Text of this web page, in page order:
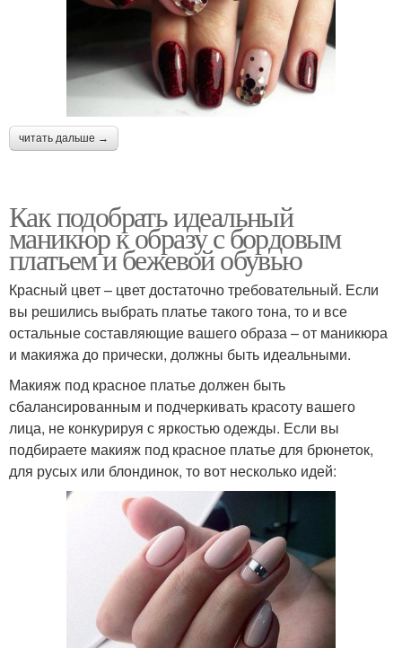
читать дальше →
Как подобрать идеальный
маникюр к образу с бордовым
платьем и бежевой обувью
Красный цвет – цвет достаточно требовательный. Если
вы решились выбрать платье такого тона, то и все
остальные составляющие вашего образа – от маникюра
и макияжа до прически, должны быть идеальными.
Макияж под красное платье должен быть
сбалансированным и подчеркивать красоту вашего
лица, не конкурируя с яркостью одежды. Если вы
подбираете макияж под красное платье для брюнеток,
для русых или блондинок, то вот несколько идей: